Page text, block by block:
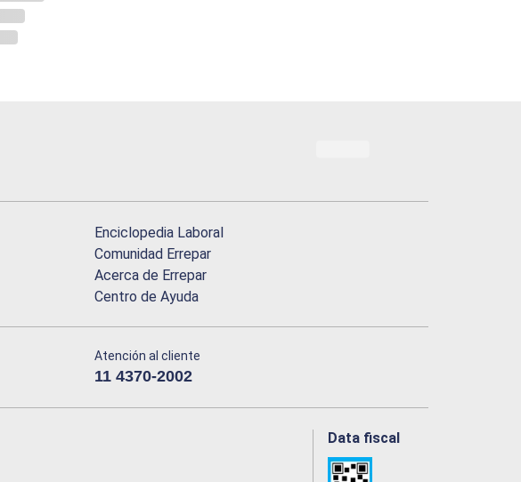
Enciclopedia Laboral
Comunidad Errepar
Acerca de Errepar
Centro de Ayuda
Atención al cliente
11 4370-2002
Data fiscal